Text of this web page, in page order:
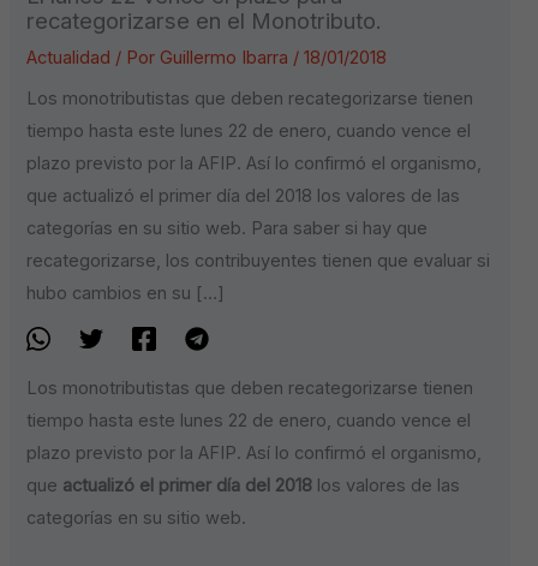
recategorizarse en el Monotributo.
Actualidad / Por Guillermo Ibarra /18/01/2018
Los monotributistas que deben recategorizarse tienen
tiempo hasta este lunes 22 de enero, cuando vence el
plazo previsto por la AFIP. Así lo confirmó el organismo,
que actualizó el primer día del 2018 los valores de las
categorías en su sitio web. Para saber si hay que
recategorizarse, los contribuyentes tienen que evaluar si
hubo cambios en su […]
Los monotributistas que deben recategorizarse tienen
tiempo hasta este lunes 22 de enero, cuando vence el
plazo previsto por la AFIP. Así lo confirmó el organismo,
que actualizó el primer día del 2018 los valores de las
categorías en su sitio web.